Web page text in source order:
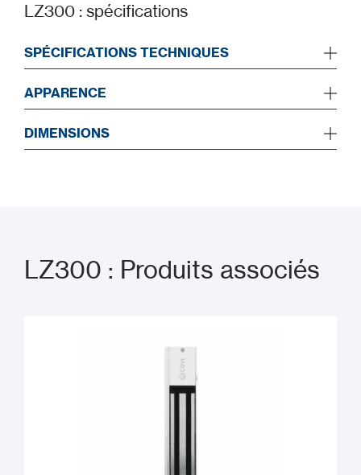
LZ300 : spécifications
SPÉCIFICATIONS TECHNIQUES
APPARENCE
DIMENSIONS
LZ300 : Produits associés